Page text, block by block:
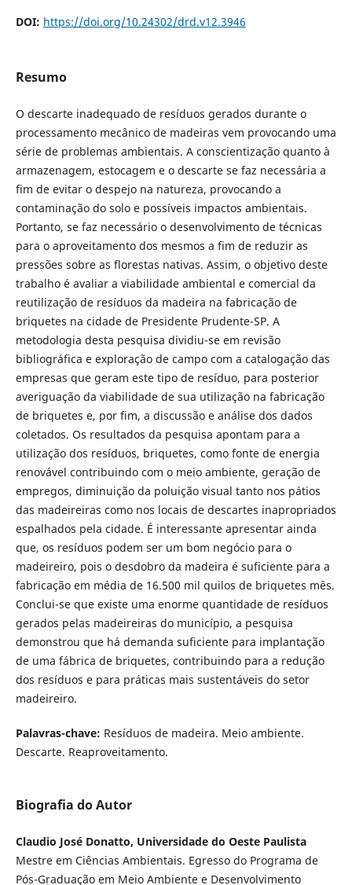
DOI: https://doi.org/10.24302/drd.v12.3946
Resumo
O descarte inadequado de resíduos gerados durante o
processamento mecânico de madeiras vem provocando uma
série de problemas ambientais. A conscientização quanto à
armazenagem, estocagem e o descarte se faz necessária a
fim de evitar o despejo na natureza, provocando a
contaminação do solo e possíveis impactos ambientais.
Portanto, se faz necessário o desenvolvimento de técnicas
para o aproveitamento dos mesmos a fim de reduzir as
pressões sobre as florestas nativas. Assim, o objetivo deste
trabalho é avaliar a viabilidade ambiental e comercial da
reutilização de resíduos da madeira na fabricação de
briquetes na cidade de Presidente Prudente-SP. A
metodologia desta pesquisa dividiu-se em revisão
bibliográfica e exploração de campo com a catalogação das
empresas que geram este tipo de resíduo, para posterior
averiguação da viabilidade de sua utilização na fabricação
de briquetes e, por fim, a discussão e análise dos dados
coletados. Os resultados da pesquisa apontam para a
utilização dos resíduos, briquetes, como fonte de energia
renovável contribuindo com o meio ambiente, geração de
empregos, diminuição da poluição visual tanto nos pátios
das madeireiras como nos locais de descartes inapropriados
espalhados pela cidade. É interessante apresentar ainda
que, os resíduos podem ser um bom negócio para o
madeireiro, pois o desdobro da madeira é suficiente para a
fabricação em média de 16.500 mil quilos de briquetes mês.
Conclui-se que existe uma enorme quantidade de resíduos
gerados pelas madeireiras do município, a pesquisa
demonstrou que há demanda suficiente para implantação
de uma fábrica de briquetes, contribuindo para a redução
dos resíduos e para práticas mais sustentáveis do setor
madeireiro.
Palavras-chave: Resíduos de madeira. Meio ambiente.
Descarte. Reaproveitamento.
Biografia do Autor
Claudio José Donatto, Universidade do Oeste Paulista
Mestre em Ciências Ambientais. Egresso do Programa de
Pós-Graduação em Meio Ambiente e Desenvolvimento